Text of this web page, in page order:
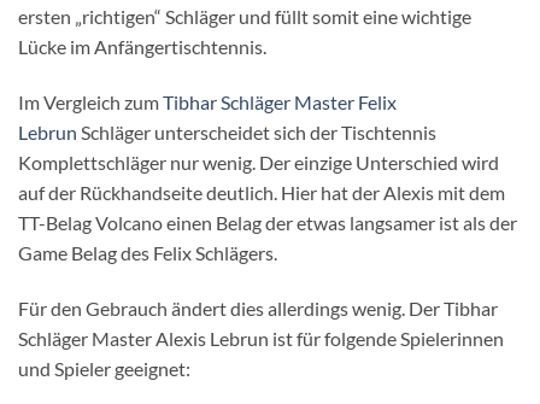
ersten „richtigen“ Schläger und füllt somit eine wichtige
Lücke im Anfängertischtennis.
Im Vergleich zumTibhar Schläger Master Felix
Lebrun Schläger unterscheidet sich der Tischtennis
Komplettschläger nur wenig. Der einzige Unterschied wird
auf der Rückhandseite deutlich. Hier hat der Alexis mit dem
TT-Belag Volcano einen Belag der etwas langsamer ist als der
Game Belag des Felix Schlägers.
Für den Gebrauch ändert dies allerdings wenig. Der Tibhar
Schläger Master Alexis Lebrun ist für folgende Spielerinnen
und Spieler geeignet: